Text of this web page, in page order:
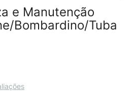
e Manutenção
Bombardino/Tuba